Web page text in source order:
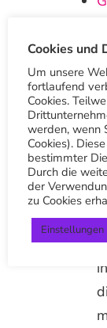
Vielen Dank
Cookies und
Um unsere
fortlaufend
Cookies.
werden, wenn
Cookies).
bestimmter
Durch die
der
zu Cookies
Einstellungen